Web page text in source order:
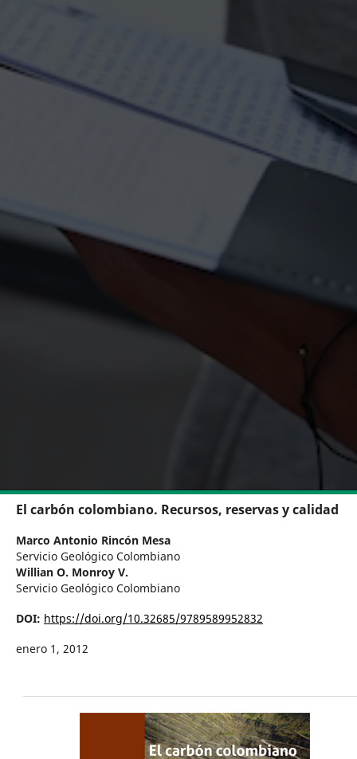
El carbón colombiano. Recursos, reservas y calidad
Marco Antonio Rincón Mesa
Servicio Geológico Colombiano
Willian O. Monroy V.
Servicio Geológico Colombiano
DOI: https://doi.org/10.32685/9789589952832
enero 1, 2012